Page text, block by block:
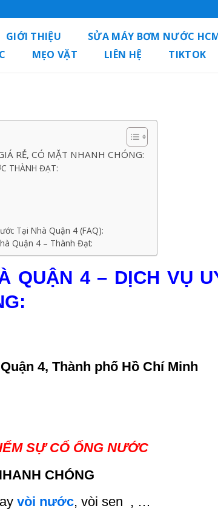
GIỚI THIỆU SỬA MÁY BƠM NƯỚC
MẸO VẶT LIÊN HỆ TIKTOK
RẺ, CÓ MẶT NHANH CHÓNG:
THÀNH ĐẠT:
Tại Nhà Quận 4 (FAQ):
Quận 4 – Thành Đạt:
QUẬN 4 – DỊCH VỤ
4, Thành phố Hồ Chí Minh
SỰ CỐ ỐNG NƯỚC
CHÓNG
vòi nước, vòi sen , …